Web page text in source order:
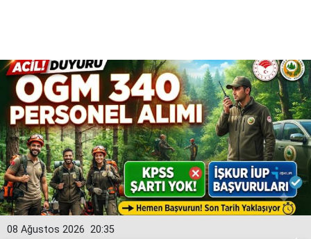
20:35
08 Ağustos 2026